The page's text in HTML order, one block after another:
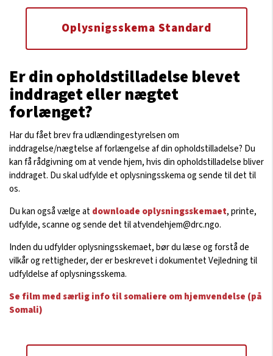
Oplysnigsskema Standard
Er din opholdstilladelse blevet
inddraget eller nægtet
forlænget?
Har du fået brev fra udlændingestyrelsen om
inddragelse/nægtelse af forlængelse af din opholdstilladelse? Du
kan få rådgivning om at vende hjem, hvis din opholdstilladelse bliver
inddraget. Du skal udfylde et oplysningsskema og sende til det til
os.
Du kan også vælge atdownloade oplysningsskemaet, printe,
udfylde, scanne og sende det tilatvendehjem@drc.ngo.
Inden du udfylder oplysningsskemaet, bør du læse og forstå de
vilkår og rettigheder, der er beskrevet i dokumentet Vejledning til
udfyldelse af oplysningsskema.
Se film med særlig info til somaliere om hjemvendelse (på
Somali)